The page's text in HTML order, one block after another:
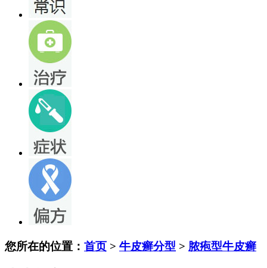
您所在的位置： 首页 > 牛皮癣分型 > 脓疱型牛皮癣